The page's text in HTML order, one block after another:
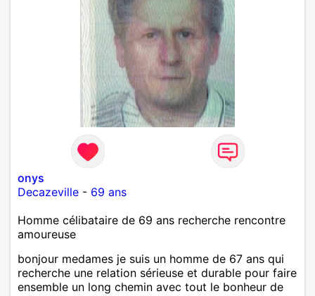
onys
Decazeville - 69 ans
Homme célibataire de 69 ans recherche rencontre
amoureuse
bonjour medames je suis un homme de 67 ans qui
recherche une relation sérieuse et durable pour faire
ensemble un long chemin avec tout le bonheur de